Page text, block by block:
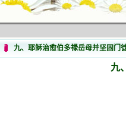
九、耶稣治愈伯多禄岳母并坚固门
九